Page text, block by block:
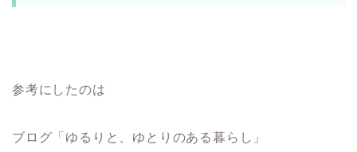
参考にしたのは
ブログ「ゆるりと、ゆとりのある暮らし」